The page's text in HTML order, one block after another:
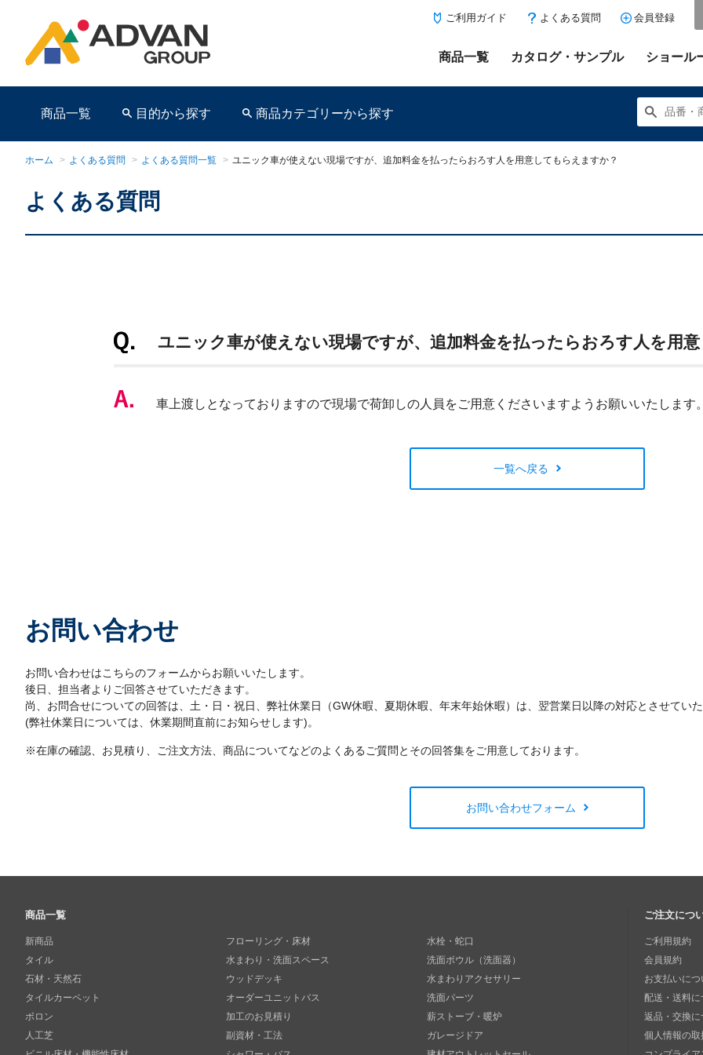
ご利用ガイド よくある質問 会員登録
商品一覧 カタログ・サンプル ショール
商品一覧 目的から探す 商品カテゴリーから探す
ホーム > よくある質問 > よくある質問一覧 > ユニック車が使えない現場ですが、追加料金を払ったらおろす人を用意してもらえますか？
よくある質問
ユニック車が使えない現場ですが、追加料金を払ったらおろす人を用
車上渡しとなっておりますので現場で荷卸しの人員をご用意くださいますようお願いいたします
一覧へ戻る
お問い合わせ
お問い合わせはこちらのフォームからお願いいたします。
後日、担当者よりご回答させていただきます。
尚、お問合せについての回答は、土・日・祝日、弊社休業日（GW休暇、夏期休暇、年末年始休暇）は、翌営業日以降の対応とさせてい
(弊社休業日については、休業期間直前にお知らせします)。
※在庫の確認、お見積り、ご注文方法、商品についてなどのよくあるご質問とその回答集をご用意しております。
お問い合わせフォーム
商品一覧
新商品
タイル
石材・天然石
タイルカーペット
ボロン
人工芝
フローリング・床材
水まわり・洗面スペース
ウッドデッキ
オーダーユニットバス
加工のお見積り
副資材・工法
水栓・蛇口
洗面ボウル（洗面器）
水まわりアクセサリー
洗面パーツ
薪ストーブ・暖炉
ガレージドア
ご注文につ
ご利用規約
会員規約
お支払いにつ
配送・送料
返品・交換に
個人情報の